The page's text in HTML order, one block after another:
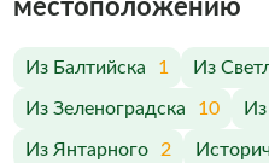
меcтоположению
Из Балтийска 1 Из
Из Зеленоградска 10
Из Янтарного 2